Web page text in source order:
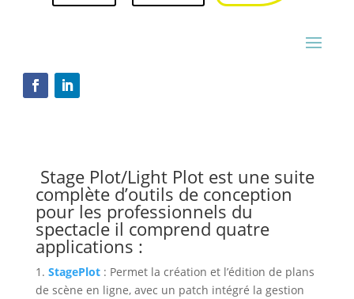
Stage Plot/Light Plot est une suite
complète d’outils de conception
pour les professionnels du
spectacle il comprend quatre
applications :
1. StagePlot : Permet la création et l’édition de plans
de scène en ligne, avec un patch intégré la gestion